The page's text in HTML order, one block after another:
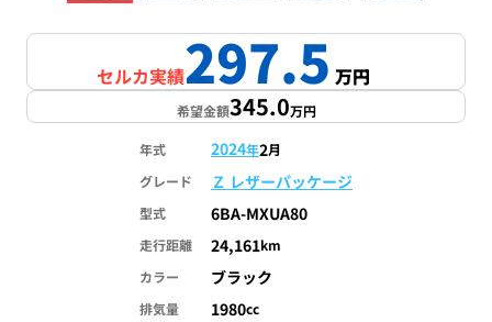
セルカ実績297.5万円
希望金額345.0万円
年式 2024年2月
グレード
Ｚ レザーパッケージ
型式 6BA-MXUA80
走行距離 24,161km
カラー
ブラック
排気量 1980cc